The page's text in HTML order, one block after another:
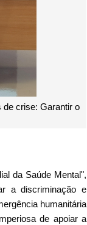
da palestra
da Saúde Mental",
a discriminação e
humanitária
de apoiar a